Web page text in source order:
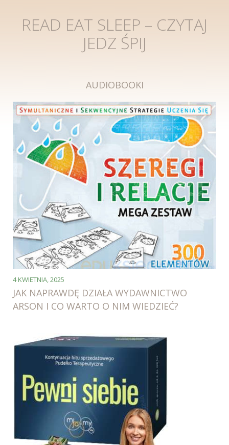
READ EAT SLEEP – CZYTAJ
JEDZ ŚPIJ
AUDIOBOOKI
4 KWIETNIA, 2025
JAK NAPRAWDĘ DZIAŁA WYDAWNICTWO
ARSON I CO WARTO O NIM WIEDZIEĆ?